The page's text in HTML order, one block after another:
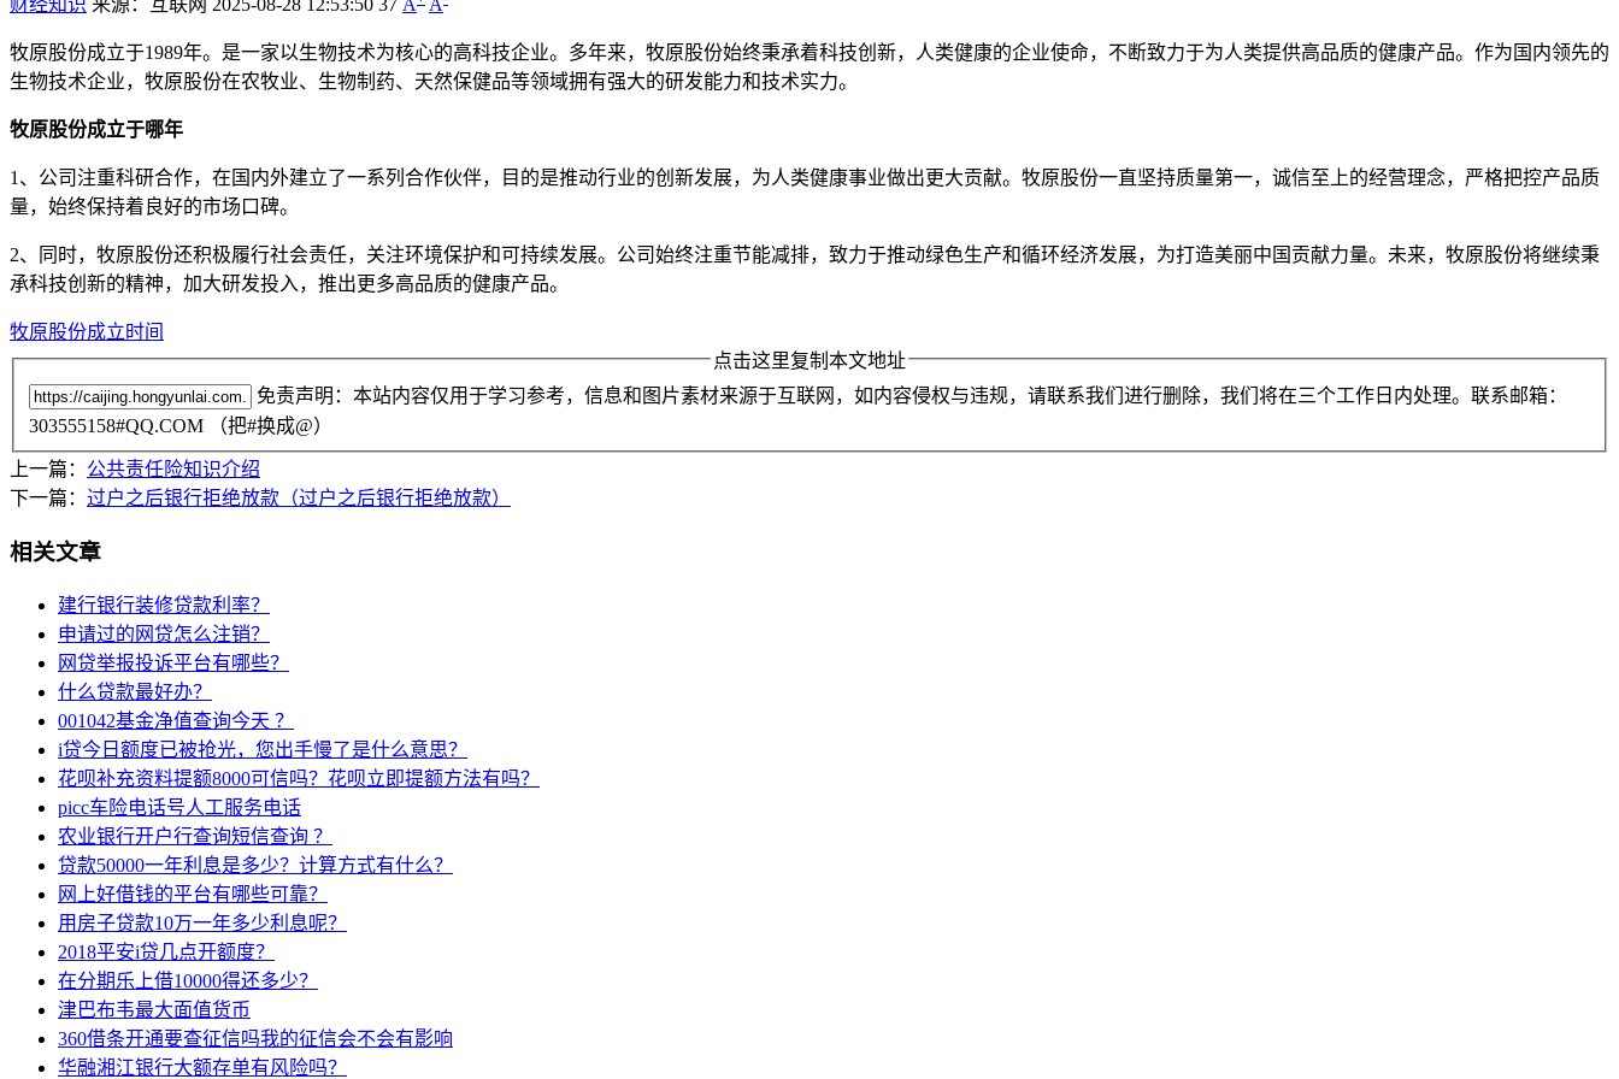
牧原股份成立于1989年。是一家以生物技术为核心的高科技企业。多年来，牧原股份始终秉承着科技创新，人类健康的企业使命，不断致力于为人类提供高品质的健康产品。作为国内领先的
生物技术企业，牧原股份在农牧业、生物制药、天然保健品等领域拥有强大的研发能力和技术实力。
牧原股份成立于哪年
1、公司注重科研合作，在国内外建立了一系列合作伙伴，目的是推动行业的创新发展，为人类健康事业做出更大贡献。牧原股份一直坚持质量第一，诚信至上的经营理念，严格把控产品质
量，始终保持着良好的市场口碑。
2、同时，牧原股份还积极履行社会责任，关注环境保护和可持续发展。公司始终注重节能减排，致力于推动绿色生产和循环经济发展，为打造美丽中国贡献力量。未来，牧原股份将继续秉
承科技创新的精神，加大研发投入，推出更多高品质的健康产品。
牧原股份成立时间
点击这里复制本文地址
免责声明：本站内容仅用于学习参考，信息和图片素材来源于互联网，如内容侵权与违规，请联系我们进行删除，我们将在三个工作日内处理。联系邮箱：
303555158#QQ.COM （把#换成@）
上一篇： 公共责任险知识介绍
下一篇： 过户之后银行拒绝放款（过户之后银行拒绝放款）
相关文章
建行银行装修贷款利率？
申请过的网贷怎么注销？
网贷举报投诉平台有哪些？
什么贷款最好办？
001042基金净值查询今天 ？
i贷今日额度已被抢光，您出手慢了是什么意思？
花呗补充资料提额8000可信吗？花呗立即提额方法有吗？
picc车险电话号人工服务电话
农业银行开户行查询短信查询 ？
贷款50000一年利息是多少？计算方式有什么？
网上好借钱的平台有哪些可靠？
用房子贷款10万一年多少利息呢？
2018平安i贷几点开额度？
在分期乐上借10000得还多少？
津巴布韦最大面值货币
360借条开通要查征信吗我的征信会不会有影响
华融湘江银行大额存单有风险吗？